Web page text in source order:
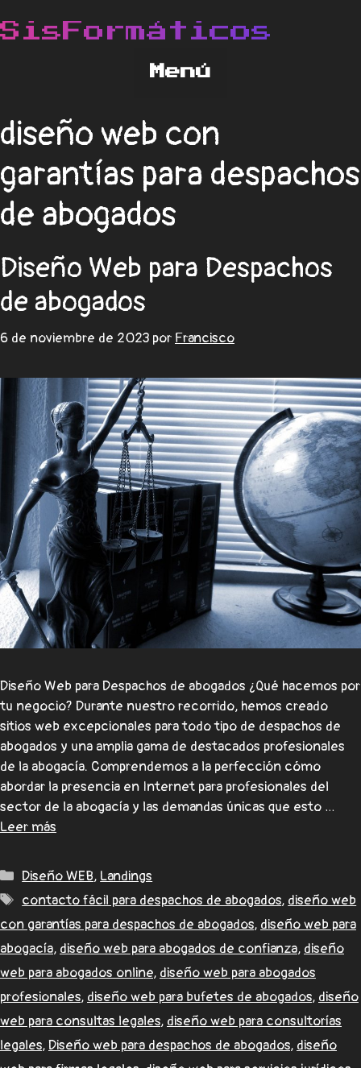
diseño web con
garantías para despachos
de abogados
Diseño Web para Despachos
de abogados
6 de noviembre de 2023 por Francisco
Diseño Web para Despachos de abogados ¿Qué hacemos por
tu negocio? Durante nuestro recorrido, hemos creado
sitios web excepcionales para todo tipo de despachos de
abogados y una amplia gama de destacados profesionales
de la abogacía. Comprendemos a la perfección cómo
abordar la presencia en Internet para profesionales del
sector de la abogacía y las demandas únicas que esto …
Leer más
Diseño WEB, Landings
contacto fácil para despachos de abogados, diseño web
con garantías para despachos de abogados, diseño web para
abogacía, diseño web para abogados de confianza, diseño
web para abogados online, diseño web para abogados
profesionales, diseño web para bufetes de abogados, diseño
web para consultas legales, diseño web para consultorías
legales,Diseño web para despachos de abogados, diseño